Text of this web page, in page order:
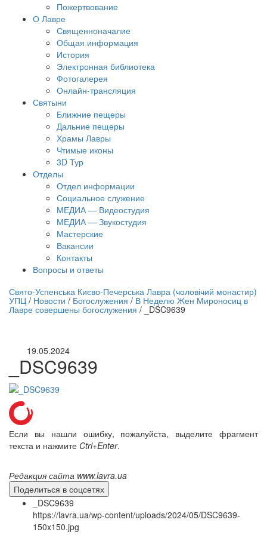
Пожертвование
О Лавре
Священноначалие
Общая информация
История
Электронная библиотека
Фотогалерея
Онлайн-трансляция
Святыни
Ближние пещеры
Дальние пещеры
Храмы Лавры
Чтимые иконы
3D Тур
Отделы
Отдел информации
Социальное служение
МЕДИА — Видеостудия
МЕДИА — Звукостудия
Мастерские
Вакансии
Контакты
Вопросы и ответы
трансляция | 12 сентября
трансляции
Свято-Успенська Києво-Печерська Лавра (чоловічий монастир)
УПЦ / Новости / Богослужения / В Неделю Жен Мироносиц в
Лавре совершены богослужения / _DSC9639
19.05.2024
_DSC9639
Если вы нашли ошибку, пожалуйста, выделите фрагмент
текста и нажмите Ctrl+Enter.
Редакция сайта www.lavra.ua
Поделиться в соцсетях
_DSC9639
https://lavra.ua/wp-content/uploads/2024/05/DSC9639-
150x150.jpg